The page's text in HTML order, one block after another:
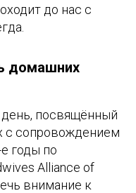
до нас с
домашних
день, посвящённый
с сопровождением
годы по
Alliance of
внимание к